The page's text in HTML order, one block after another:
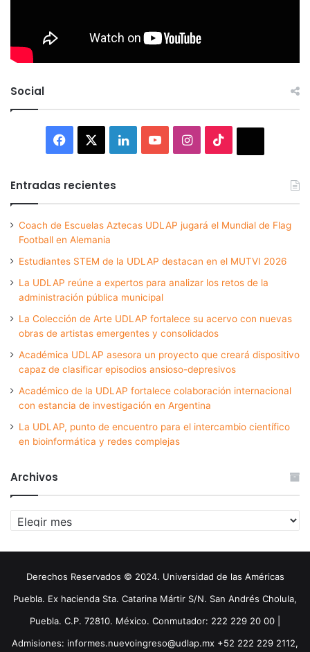
Social
Facebook LinkedInYouTubeInstagram
Entradas recientes
Coach de Escuelas Aztecas UDLAP jugará el Mundial de Flag
Football en Alemania
Estudiantes STEM de la UDLAP destacan en el MUTVI 2026
La UDLAP reúne a expertos para analizar los retos de la
administración pública municipal
La Colección de Arte UDLAP fortalece su acervo con nuevas
obras de artistas emergentes y consolidados
Académica UDLAP asesora un proyecto que creará dispositivo
capaz de clasificar episodios ansioso-depresivos
Académico de la UDLAP fortalece colaboración internacional
con estancia de investigación en Argentina
La UDLAP, punto de encuentro para el intercambio científico
en bioinformática y redes complejas
Archivos
Archivos
Derechos Reservados © 2024. Universidad de las Américas
Puebla. Ex hacienda Sta. Catarina Mártir S/N. San Andrés Cholula,
Puebla. C.P. 72810. México. Conmutador: 222 229 20 00 |
Admisiones: informes.nuevoingreso@udlap.mx +52 222 229 2112,